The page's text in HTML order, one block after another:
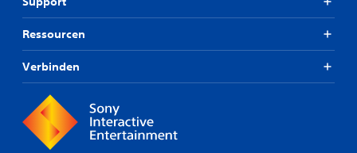
Ressourcen
Verbinden